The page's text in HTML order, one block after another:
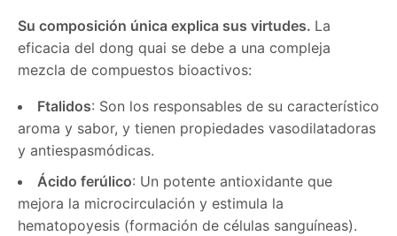
Su composición única explica sus virtudes. La
eficacia del dong quai se debe a una compleja
mezcla de compuestos bioactivos:
Ftalidos: Son los responsables de su característico
aroma y sabor, y tienen propiedades vasodilatadoras
y antiespasmódicas.
Ácido ferúlico: Un potente antioxidante que
mejora la microcirculación y estimula la
hematopoyesis (formación de células sanguíneas).